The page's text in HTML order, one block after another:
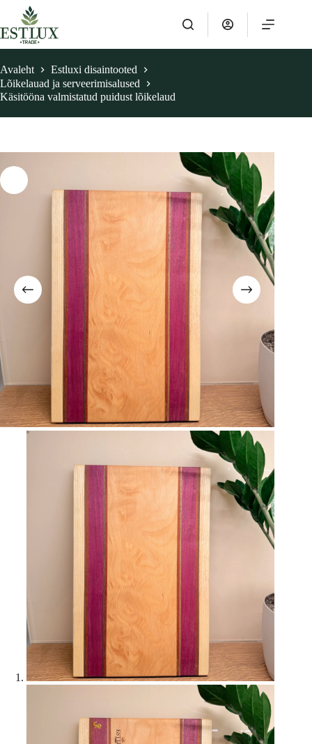
content
Avaleht
Estluxi disaintooted
Lõikelauad ja serveerimisalused
Käsitööna valmistatud puidust lõikelaud